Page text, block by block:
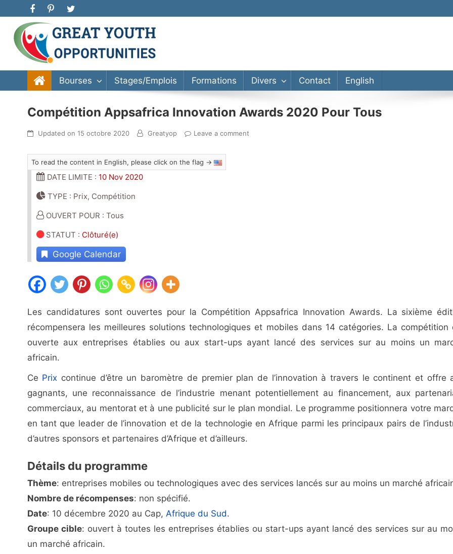
Great Youth Opportunities
Bourse d’étude, stage, formation, entrepreneuriat
Bourses
Stages/Emplois Formations Divers Contact English
Compétition Appsafrica Innovation Awards 2020 Pour Tous
Updated on 15 octobre 2020 Greatyop Leave a comment
To read the content in English, please click on the flag →
DATE LIMITE : 10 Nov 2020
TYPE : Prix, Compétition
OUVERT POUR : Tous
STATUT : Clôturé(e)
Google Calendar
Les candidatures sont ouvertes pour la Compétition Appsafrica Innovation Awards. La sixième
récompensera les meilleures solutions technologiques et mobiles dans 14 catégories. La compétition
ouverte aux entreprises établies ou aux start-ups ayant lancé des services sur au moins un
africain.
Ce Prix continue d’être un baromètre de premier plan de l’innovation à travers le continent et offre
gagnants, une reconnaissance de l’industrie menant potentiellement au financement, aux
commerciaux, au mentorat et à une publicité sur le plan mondial. Le programme positionnera votre
en tant que leader de l’innovation et de la technologie en Afrique parmi les principaux pairs de
d’autres sponsors et partenaires d’Afrique et d’ailleurs.
Détails du programme
Thème: entreprises mobiles ou technologiques avec des services lancés sur au moins un marché
Nombre de récompenses: non spécifié.
Date: 10 décembre 2020 au Cap, Afrique du Sud.
Groupe cible: ouvert à toutes les entreprises établies ou start-ups ayant lancé des services sur au
un marché africain.